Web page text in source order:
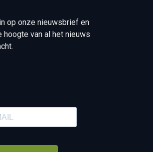
op onze nieuwsbrief en
hoogte van al het nieuws